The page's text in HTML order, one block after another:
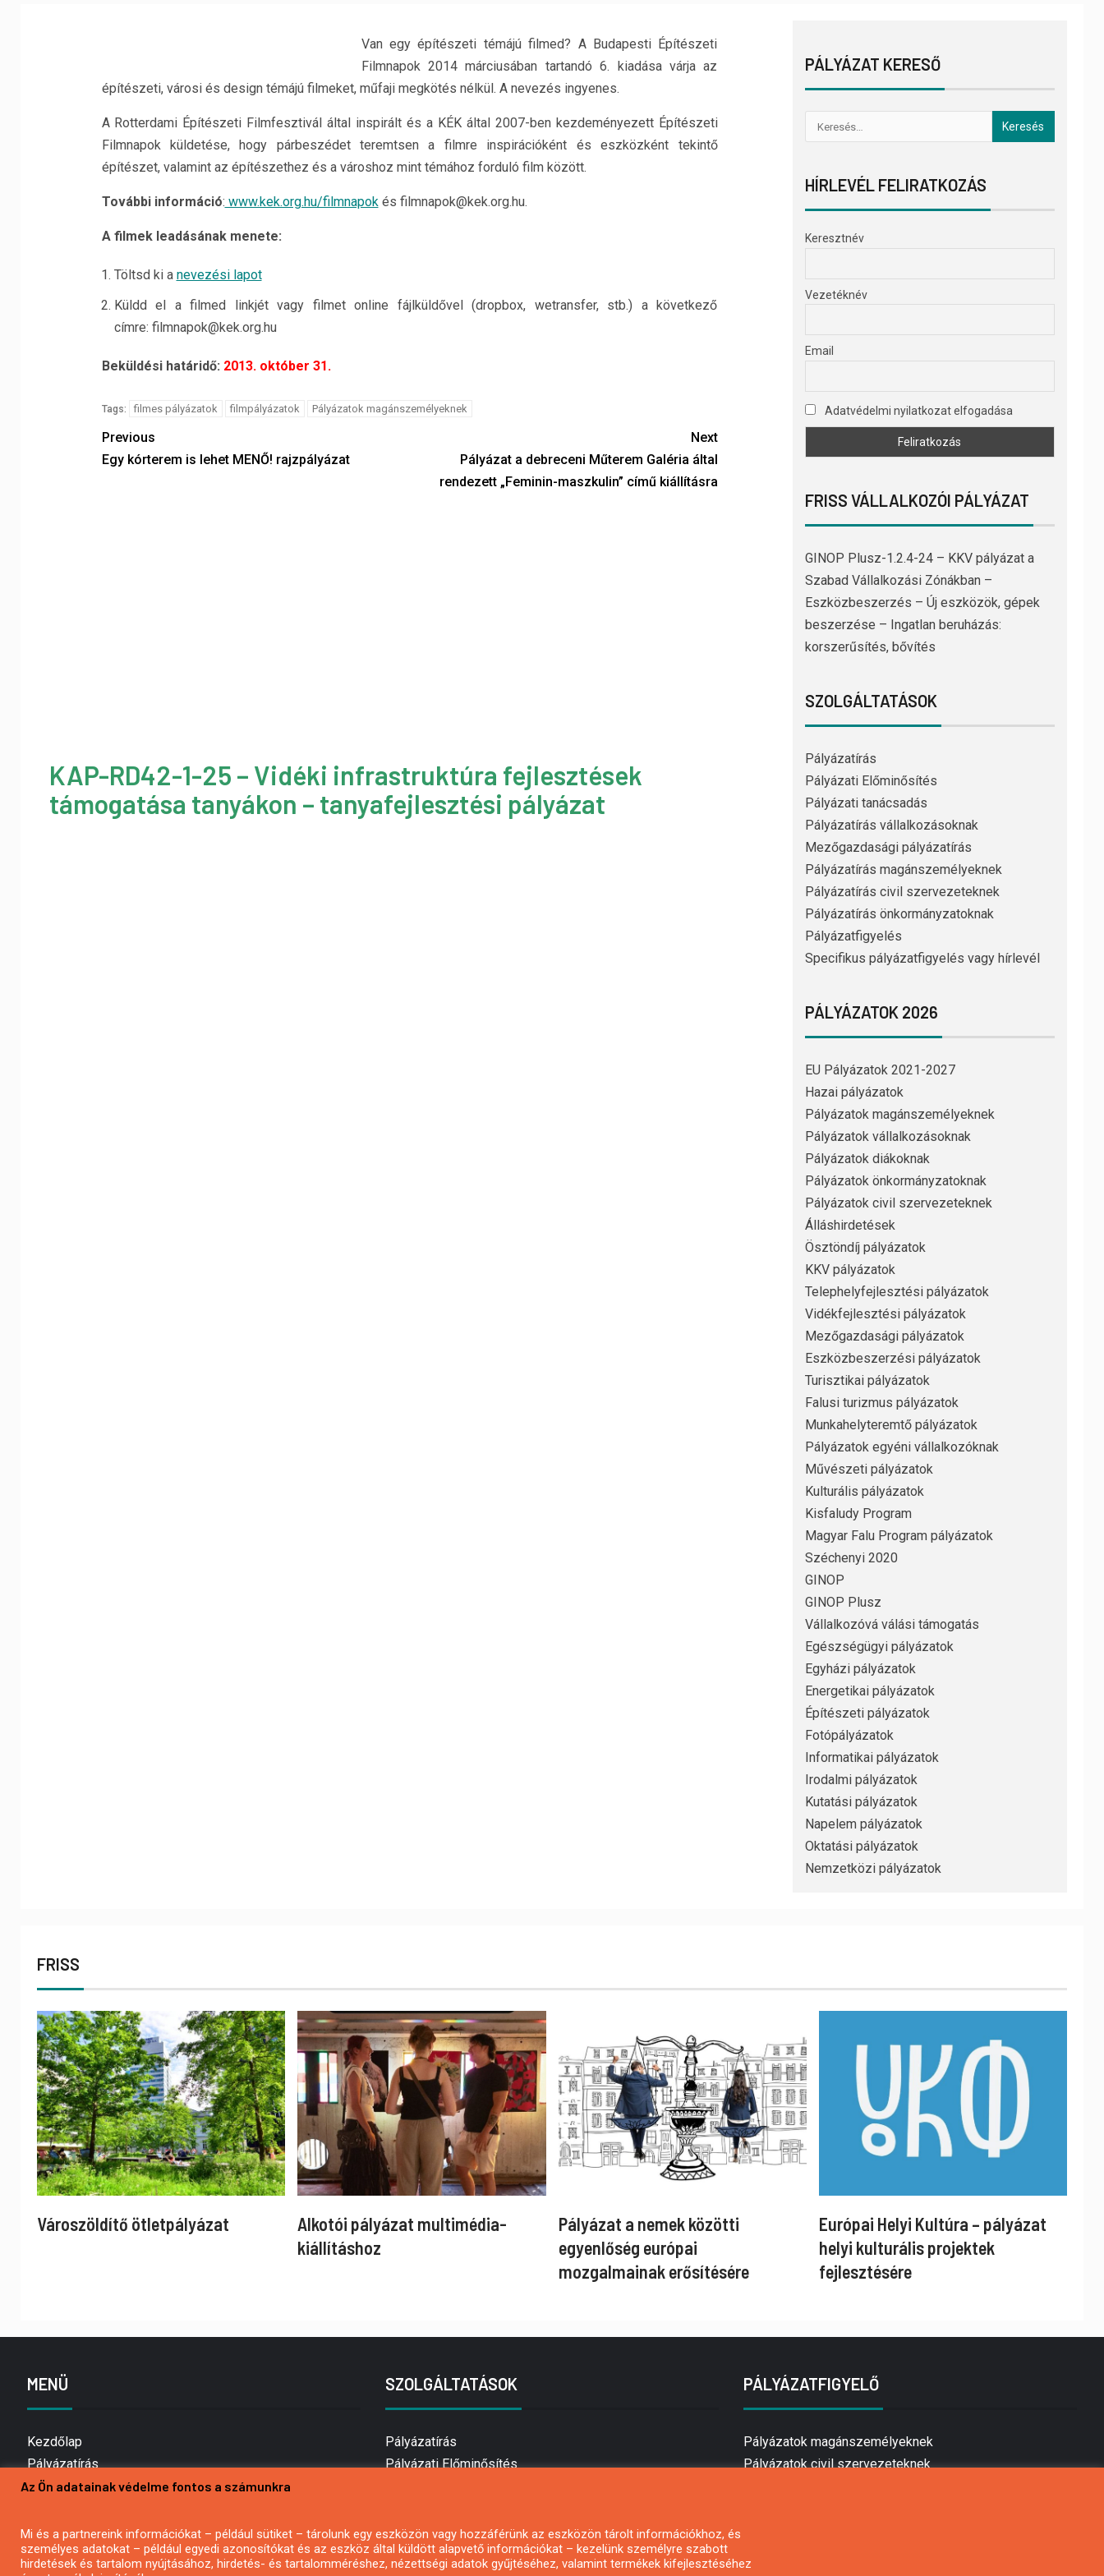
Van egy építészeti témájú filmed? A Budapesti Építészeti
Filmnapok 2014 márciusában tartandó 6. kiadása várja az
építészeti, városi és design témájú filmeket, műfaji megkötés nélkül. A nevezés ingyenes.
A Rotterdami Építészeti Filmfesztivál által inspirált és a KÉK által 2007-ben kezdeményezett Építészeti
Filmnapok küldetése, hogy párbeszédet teremtsen a filmre inspirációként és eszközként tekintő
építészet, valamint az építészethez és a városhoz mint témához forduló film között.
További információ: www.kek.org.hu/filmnapokés filmnapok@kek.org.hu.
A filmek leadásának menete:
Töltsd ki a nevezési lapot
Küldd el a filmed linkjét vagy filmet online fájlküldővel (dropbox, wetransfer, stb.) a következő
címre: filmnapok@kek.org.hu
Beküldési határidő: 2013. október 31.
Tags: filmes pályázatok filmpályázatok Pályázatok magánszemélyeknek
Previous
Egy kórterem is lehet MENŐ! rajzpályázat
Next
Pályázat a debreceni Műterem Galéria által
rendezett „Feminin-maszkulin” című kiállításra
KAP-RD42-1-25 – Vidéki infrastruktúra fejlesztések
támogatása tanyákon – tanyafejlesztési pályázat
PÁLYÁZAT KERESŐ
HÍRLEVÉL FELIRATKOZÁS
Keresztnév
Vezetéknév
Email
Adatvédelmi nyilatkozat elfogadása
FRISS VÁLLALKOZÓI PÁLYÁZAT
GINOP Plusz-1.2.4-24 – KKV pályázat a
Szabad Vállalkozási Zónákban –
Eszközbeszerzés – Új eszközök, gépek
beszerzése – Ingatlan beruházás:
korszerűsítés, bővítés
SZOLGÁLTATÁSOK
Pályázatírás
Pályázati Előminősítés
Pályázati tanácsadás
Pályázatírás vállalkozásoknak
Mezőgazdasági pályázatírás
Pályázatírás magánszemélyeknek
Pályázatírás civil szervezeteknek
Pályázatírás önkormányzatoknak
Pályázatfigyelés
Specifikus pályázatfigyelés vagy hírlevél
PÁLYÁZATOK 2026
EU Pályázatok 2021-2027
Hazai pályázatok
Pályázatok magánszemélyeknek
Pályázatok vállalkozásoknak
Pályázatok diákoknak
Pályázatok önkormányzatoknak
Pályázatok civil szervezeteknek
Álláshirdetések
Ösztöndíj pályázatok
KKV pályázatok
Telephelyfejlesztési pályázatok
Vidékfejlesztési pályázatok
Mezőgazdasági pályázatok
Eszközbeszerzési pályázatok
Turisztikai pályázatok
Falusi turizmus pályázatok
Munkahelyteremtő pályázatok
Pályázatok egyéni vállalkozóknak
Művészeti pályázatok
Kulturális pályázatok
Kisfaludy Program
Magyar Falu Program pályázatok
Széchenyi 2020
GINOP
GINOP Plusz
Vállalkozóvá válási támogatás
Egészségügyi pályázatok
Egyházi pályázatok
Energetikai pályázatok
Építészeti pályázatok
Fotópályázatok
Informatikai pályázatok
Irodalmi pályázatok
Kutatási pályázatok
Napelem pályázatok
Oktatási pályázatok
Nemzetközi pályázatok
FRISS
Városzöldítő ötletpályázat
Alkotói pályázat multimédia-
kiállításhoz
Pályázat a nemek közötti
egyenlőség európai
mozgalmainak erősítésére
Európai Helyi Kultúra – pályázat
helyi kulturális projektek
fejlesztésére
MENÜ
Kezdőlap
Pályázatírás
Bemutatkozás
Hírlevél feliratkozás
Impresszum
SZOLGÁLTATÁSOK
Pályázatírás
Pályázati Előminősítés
Mezőgazdasági pályázatírás
Pályázatírás magánszemélyeknek
PÁLYÁZATFIGYELŐ
Pályázatok magánszemélyeknek
Pályázatok civil szervezeteknek
Az Ön adatainak védelme fontos a számunkra
Mi és a partnereink információkat – például sütiket – tárolunk egy eszközön vagy hozzáférünk az eszközön tárolt információkhoz, és
személyes adatokat – például egyedi azonosítókat és az eszköz által küldött alapvető információkat – kezelünk személyre szabott
hirdetések és tartalom nyújtásához, hirdetés- és tartalomméréshez, nézettségi adatok gyűjtéséhez, valamint termékek kifejlesztéséhez